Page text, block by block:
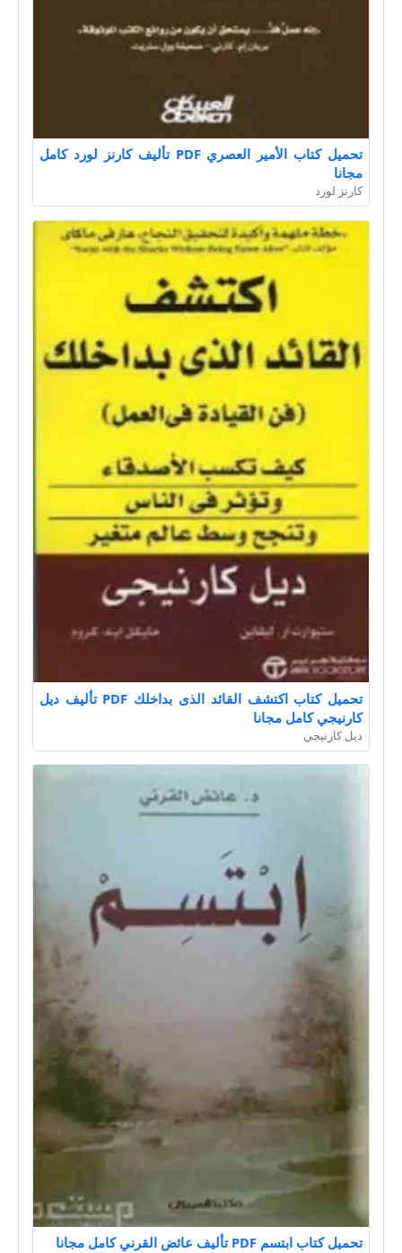
تحميل كتاب الأمير العصري PDF تأليف كارنز لورد كامل
مجانا
كارنز لورد
تحميل كتاب اكتشف القائد الذى بداخلك PDF تأليف ديل
كارنيجي كامل مجانا
ديل كارنيجي
تحميل كتاب ابتسم PDF تأليف عائض القرني كامل مجانا